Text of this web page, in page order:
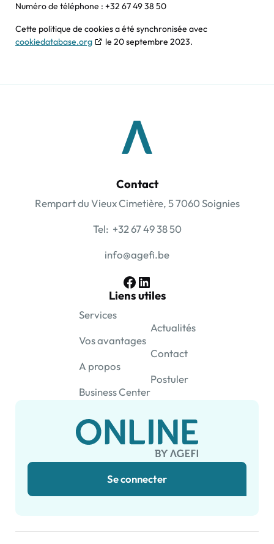
Numéro de téléphone : +32 67 49 38 50
Cette politique de cookies a été synchronisée avec
cookiedatabase.org
le 20 septembre 2023.
Contact
Rempart du Vieux Cimetière, 5 7060 Soignies
Tel: +32 67 49 38 50
info@agefi.be
Facebook LinkedIn
Liens utiles
Services
Vos avantages
A propos
Business Center
Actualités
Contact
Postuler
Se connecter